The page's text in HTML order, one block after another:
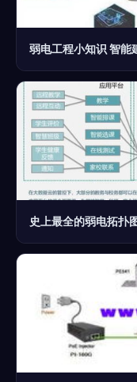
弱电工程小知识 智能
史上最全的弱电拓扑